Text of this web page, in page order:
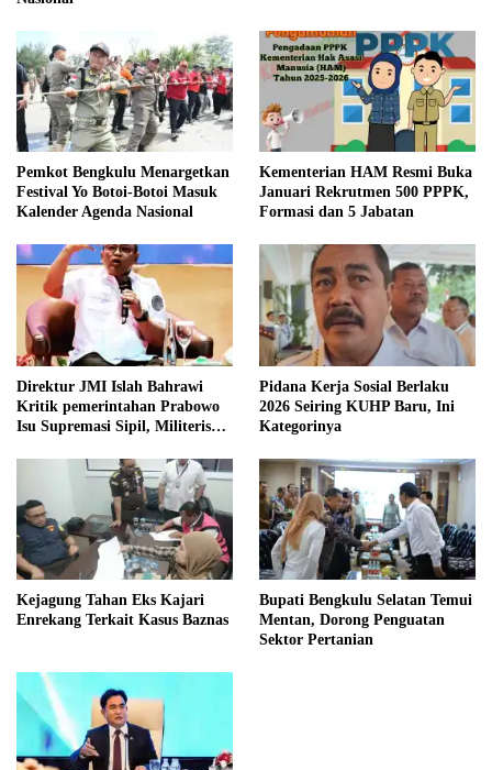
Pemkot Bengkulu Menargetkan
Festival Yo Botoi-Botoi Masuk
Kalender Agenda Nasional
Kementerian HAM Resmi Buka
Januari Rekrutmen 500 PPPK,
Formasi dan 5 Jabatan
Direktur JMI Islah Bahrawi
Kritik pemerintahan Prabowo
Isu Supremasi Sipil, Militerisasi,
Pidana Kerja Sosial Berlaku
2026 Seiring KUHP Baru, Ini
Kategorinya
Kejagung Tahan Eks Kajari
Enrekang Terkait Kasus Baznas
Bupati Bengkulu Selatan Temui
Mentan, Dorong Penguatan
Sektor Pertanian